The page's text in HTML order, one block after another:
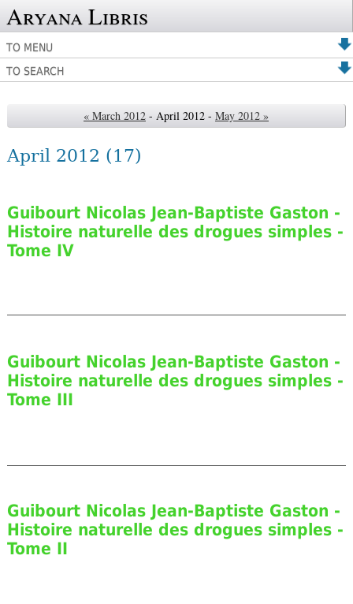
Aryana Libris
TO MENU
TO SEARCH
« March 2012 - April 2012 - May 2012 »
April 2012 (17)
Guibourt Nicolas Jean-Baptiste Gaston -
Histoire naturelle des drogues simples -
Tome IV
Guibourt Nicolas Jean-Baptiste Gaston -
Histoire naturelle des drogues simples -
Tome III
Guibourt Nicolas Jean-Baptiste Gaston -
Histoire naturelle des drogues simples -
Tome II